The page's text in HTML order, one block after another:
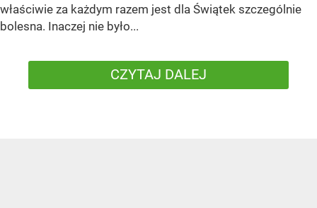
właściwie za każdym razem jest dla Świątek szczególnie
bolesna. Inaczej nie było...
CZYTAJ DALEJ